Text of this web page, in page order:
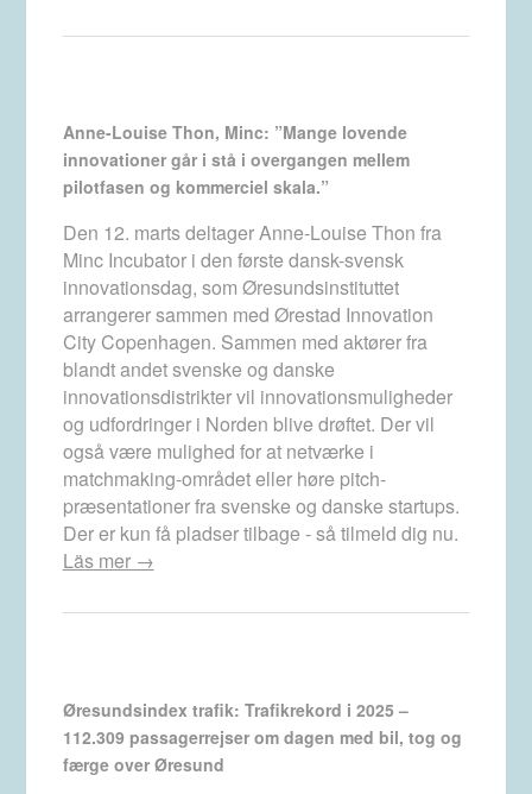
Anne-Louise Thon, Minc: ”Mange lovende
innovationer går i stå i overgangen mellem
pilotfasen og kommerciel skala.”
Den 12. marts deltager Anne-Louise Thon fra
Minc Incubator i den første dansk-svensk
innovationsdag, som Øresundsinstituttet
arrangerer sammen med Ørestad Innovation
City Copenhagen. Sammen med aktører fra
blandt andet svenske og danske
innovationsdistrikter vil innovationsmuligheder
og udfordringer i Norden blive drøftet. Der vil
også være mulighed for at netværke i
matchmaking-området eller høre pitch-
præsentationer fra svenske og danske startups.
Der er kun få pladser tilbage - så tilmeld dig nu.
Läs mer →
Øresundsindex trafik: Trafikrekord i 2025 –
112.309 passagerrejser om dagen med bil, tog og
færge over Øresund